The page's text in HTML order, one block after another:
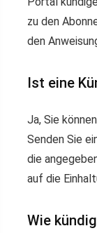
zu den
den
Ist eine
Ja, Sie
Senden Sie
die
auf die
Wie